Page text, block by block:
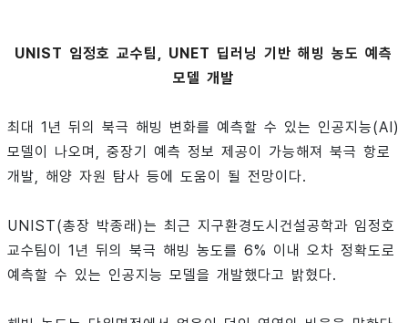
UNIST 임정호 교수팀, UNET 딥러닝 기반 해빙 농도 예측
모델 개발
최대 1년 뒤의 북극 해빙 변화를 예측할 수 있는 인공지능(AI)
모델이 나오며, 중장기 예측 정보 제공이 가능해져 북극 항로
개발, 해양 자원 탐사 등에 도움이 될 전망이다.
UNIST(총장 박종래)는 최근 지구환경도시건설공학과 임정호
교수팀이 1년 뒤의 북극 해빙 농도를 6% 이내 오차 정확도로
예측할 수 있는 인공지능 모델을 개발했다고 밝혔다.